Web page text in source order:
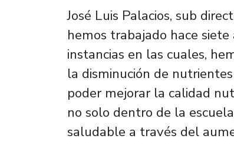
José Luis Palacios, sub
hemos trabajado hace
instancias en las cuales,
la disminución de
poder mejorar la calidad
no solo dentro de la
saludable a través del